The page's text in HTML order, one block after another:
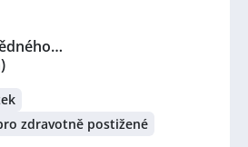
zdravotně postižené